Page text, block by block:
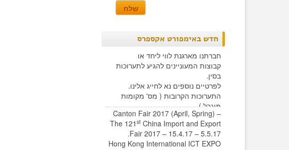
חדש באימפורט אקספרס
חברתנו מארגנת לווי ליחד או
קבוצות המעוניינים להגיע לתערוכות
בסין.
לפרטיים נוספים נא לחייג אלינו.
התערוכות הקרובות ( מס' מקומות
מוגבל )
Canton Fair 2017 (April, Spring) –
The 121 st China Import and Export
Fair 2017 – 15.4.17 – 5.5.17.
Hong Kong International ICT EXPO